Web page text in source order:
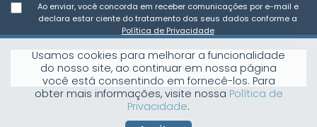
Ao enviar, você concorda em receber comunicações por e-mail e
declara estar ciente do tratamento dos seus dados conforme a
Política de Privacidade
Inscreva-se
Usamos cookies para melhorar a funcionalidade
do nosso site, ao continuar em nossa página
você está consentindo em fornecê-los. Para
obter mais informações, visite nossa Política de
Privacidade.